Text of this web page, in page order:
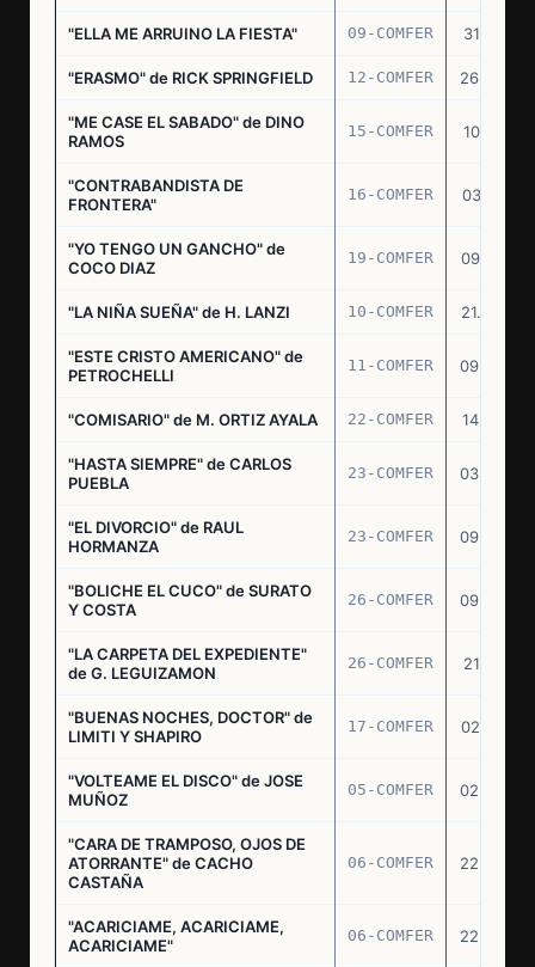
"ELLA ME ARRUINO LA FIESTA" 09-COMFER 31.07.74
"ERASMO" de RICK SPRINGFIELD 12-COMFER 26.09.74
"ME CASE EL SABADO" de DINO
RAMOS
15-COMFER 10.10.74
"CONTRABANDISTA DE
FRONTERA"
16-COMFER 03.12.74
"YO TENGO UN GANCHO" de
COCO DIAZ
19-COMFER 09.01.75
"LA NIÑA SUEÑA" de H. LANZI 10-COMFER 21.03.75
"ESTE CRISTO AMERICANO" de
PETROCHELLI
11-COMFER 09.04.75
"COMISARIO" de M. ORTIZ AYALA 22-COMFER 14.07.75
"HASTA SIEMPRE" de CARLOS
PUEBLA
23-COMFER 03.09.75
"EL DIVORCIO" de RAUL
HORMANZA
23-COMFER 09.09.75
"BOLICHE EL CUCO" de SURATO
Y COSTA
26-COMFER 09.09.75
"LA CARPETA DEL EXPEDIENTE"
de G. LEGUIZAMON
26-COMFER 21.10.75
"BUENAS NOCHES, DOCTOR" de
LIMITI Y SHAPIRO
17-COMFER 02.01.76
"VOLTEAME EL DISCO" de JOSE
MUÑOZ
05-COMFER 02.02.76
"CARA DE TRAMPOSO, OJOS DE
ATORRANTE" de CACHO
CASTAÑA
06-COMFER 22.04.76
"ACARICIAME, ACARICIAME,
ACARICIAME"
06-COMFER 22.04.76